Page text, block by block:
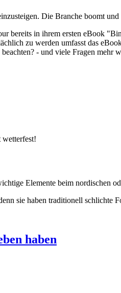
Die Branche boomt
in ihrem ersten eBook
zu werden umfasst das
- und viele Fragen mehr
wetterfest!
Elemente beim nordischen
sie haben traditionell schlichte
haben